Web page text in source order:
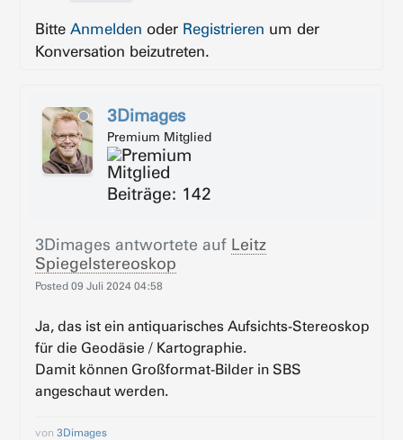
BitteAnmelden oder Registrieren um der
Konversation beizutreten.
3Dimages
Premium Mitglied
Beiträge: 142
3Dimages antwortete auf Leitz
Spiegelstereoskop
Posted09 Juli 2024 04:58
Ja, das ist ein antiquarisches Aufsichts-Stereoskop
für die Geodäsie / Kartographie.
Damit können Großformat-Bilder in SBS
angeschaut werden.
von3Dimages